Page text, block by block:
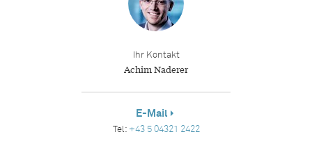
Ihr Kontakt
Achim Naderer
E-Mail
Tel: +43 5 04321 2422